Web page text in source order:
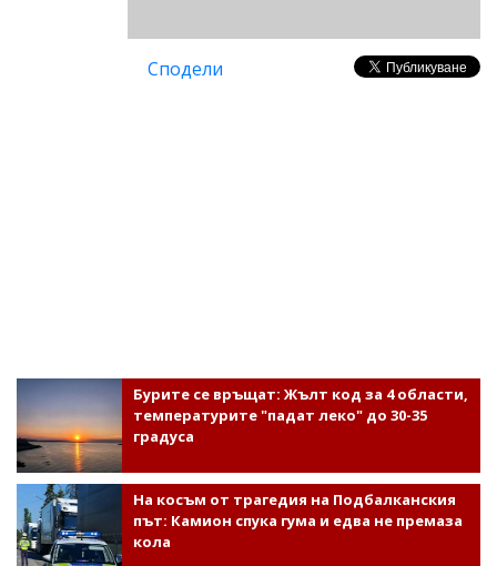
Сподели
Бурите се връщат: Жълт код за 4 области,
температурите "падат леко" до 30-35
градуса
На косъм от трагедия на Подбалканския
път: Камион спука гума и едва не премаза
кола